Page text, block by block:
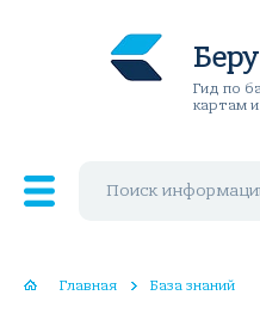
Беру
Гид по
картам
Главная База знаний